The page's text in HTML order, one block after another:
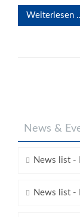
Weiterlesen
News &
News list -
News list -